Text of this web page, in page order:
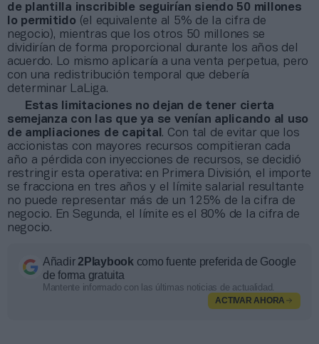
de plantilla inscribible seguirían siendo 50 millones
lo permitido (el equivalente al 5% de la cifra de
negocio), mientras que los otros 50 millones se
dividirían de forma proporcional durante los años del
acuerdo. Lo mismo aplicaría a una venta perpetua, pero
con una redistribución temporal que debería
determinar LaLiga.
Estas limitaciones no dejan de tener cierta
semejanza con las que ya se venían aplicando al uso
de ampliaciones de capital . Con tal de evitar que los
accionistas con mayores recursos compitieran cada
año a pérdida con inyecciones de recursos, se decidió
restringir esta operativa: en Primera División, el importe
se fracciona en tres años y el límite salarial resultante
no puede representar más de un 125% de la cifra de
negocio. En Segunda, el límite es el 80% de la cifra de
negocio.
Añadir2Playbook como fuente preferida de Google
de forma gratuita
Mantente informado con las últimas noticias de actualidad.
ACTIVAR AHORA